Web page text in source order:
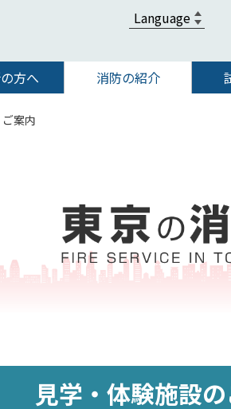
方へ 消防の紹介
ご案内
見学・体験施設